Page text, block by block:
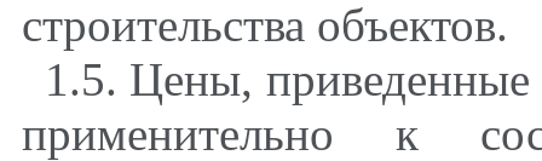
строительства объектов.
1.5. Цены, приведенные
применительно к